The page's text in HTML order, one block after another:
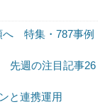
へ 特集・787事例
先週の注目記事26
と連携運用